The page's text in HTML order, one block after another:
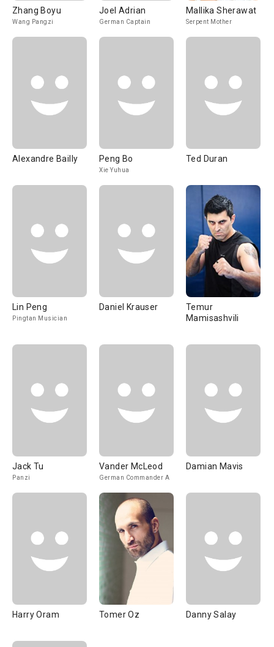
Zhang Boyu
Wang Pangzi
Joel Adrian
German Captain
Mallika Sherawat
Serpent Mother
Alexandre Bailly Peng Bo
Xie Yuhua
Ted Duran
Lin Peng
Pingtan Musician
Daniel Krauser
Temur
Mamisashvili
Jack Tu
Panzi
Vander McLeod
German Commander A
Damian Mavis
Harry Oram Tomer Oz Danny Salay